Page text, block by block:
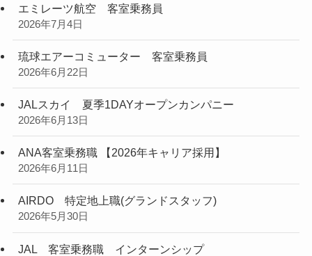
エミレーツ航空 客室乗務員
2026年7月4日
琉球エアーコミューター 客室乗務員
2026年6月22日
JALスカイ 夏季1DAYオープンカンパニー
2026年6月13日
ANA客室乗務職 【2026年キャリア採用】
2026年6月11日
AIRDO 特定地上職(グランドスタッフ)
2026年5月30日
JAL 客室乗務職 インターンシップ